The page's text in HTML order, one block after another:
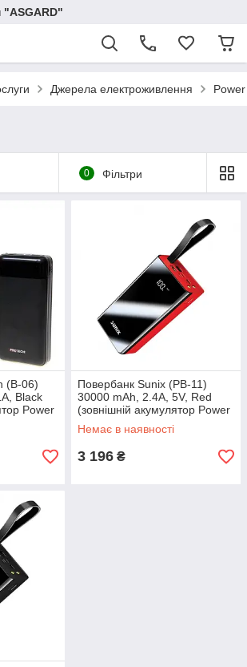
"ASGARD"
Джерела електроживлення
0 Фільтри
(B-06)
Black
Power
Повербанк Sunix (PB-11)
30000 mAh, 2.4A, 5V, Red
(зовнішній акумулятор Power
Bank) ASG
Немає в наявності
3 196 ₴